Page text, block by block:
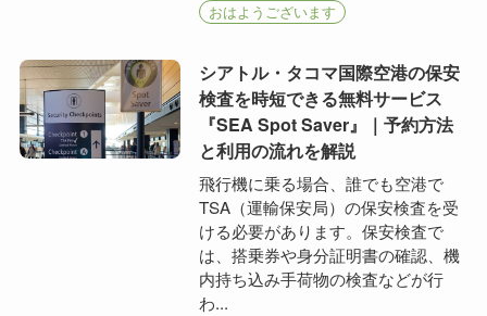
おはようございます
シアトル・タコマ国際空港の保安
検査を時短できる無料サービス
『SEA Spot Saver』｜予約方法
と利用の流れを解説
飛行機に乗る場合、誰でも空港で
TSA（運輸保安局）の保安検査を受
ける必要があります。保安検査で
は、搭乗券や身分証明書の確認、機
内持ち込み手荷物の検査などが行
わ...